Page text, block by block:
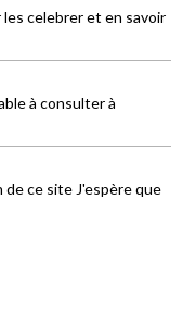
celebrer et en savoir
à consulter à
ce site J'espère que